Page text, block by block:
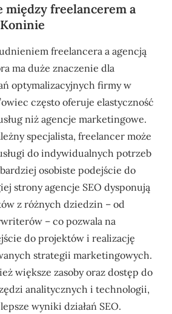
między freelancerem a
freelancera a agencją
ma duże znaczenie dla
optymalizacyjnych firmy w
często oferuje elastyczność
niż agencje marketingowe.
specjalista, freelancer może
do indywidualnych potrzeb
osobiste podejście do
strony agencje SEO dysponują
z różnych dziedzin – od
– co pozwala na
do projektów i realizację
strategii marketingowych.
większe zasoby oraz dostęp do
analitycznych i technologii,
wyniki działań SEO.